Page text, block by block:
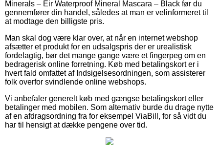
Minerals – Eir Waterproof Mineral Mascara – Black før du
gennemfører din handel, således at man er velinformeret til
at modtage den billigste pris.
Man skal dog være klar over, at når en internet webshop
afsætter et produkt for en udsalgspris der er urealistisk
fordelagtig, bør det mange gange være et fingerpeg om en
bedragerisk online forretning. Køb med betalingskort er i
hvert fald omfattet af Indsigelsesordningen, som assisterer
folk overfor svindlende online webshops.
Vi anbefaler generelt køb med gængse betalingskort eller
betalinger med mobilen. Som alternativ burde du drage nytte
af en afdragsordning fra for eksempel ViaBill, for så vidt du
har til hensigt at dække pengene over tid.